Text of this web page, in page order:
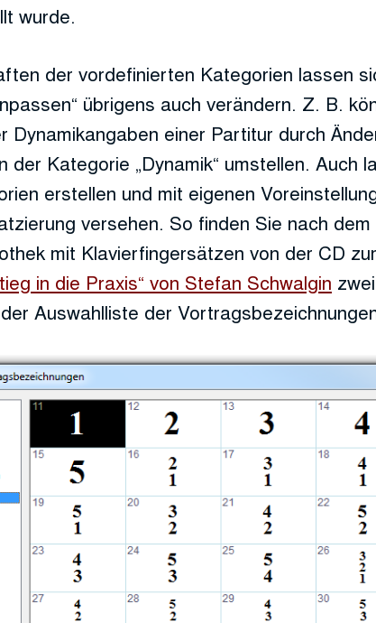
wurde.
der vordefinierten Kategorien lassen
übrigens auch verändern. Z. B.
Dynamikangaben einer Partitur durch
der Kategorie „Dynamik“ umstellen. Auch
erstellen und mit eigenen
versehen. So finden Sie nach dem
mit Klavierfingersätzen von der CD
in die Praxis“ von Stefan Schwalgin
Auswahlliste der